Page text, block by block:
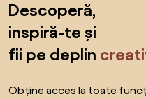
Descoperă,
inspiră-te și
fii pe deplin
Obține acces la toate